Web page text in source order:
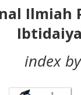
Ilmiah
index